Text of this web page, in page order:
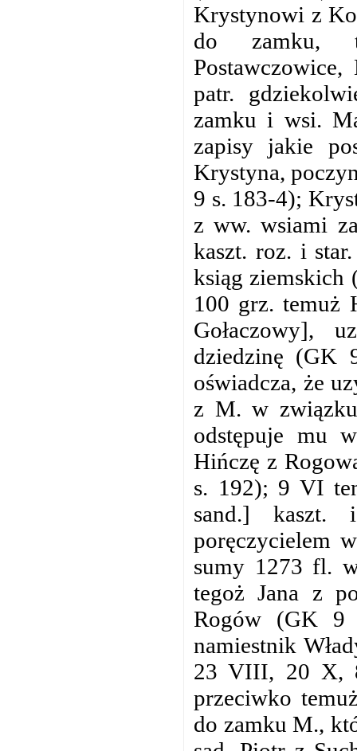
Krystynowi z
do zamku,
patr.
zamku i wsi.
zapisy jakie
Krystyna,
9 s. 183-4);
z ww. wsiami
kaszt. roz. i
ksiąg ziemskich
100 grz. temuż
Gołaczowy],
dziedzinę (GK
oświadcza, że
z M. w
odstępuje mu
Hińczę z
s. 192); 9 VI
sand.] kaszt.
poręczycielem
sumy 1273 fl.
tegoż Jana z
Rogów (GK 9
namiestnik
23 VIII, 20 X,
przeciwko
do zamku M.,